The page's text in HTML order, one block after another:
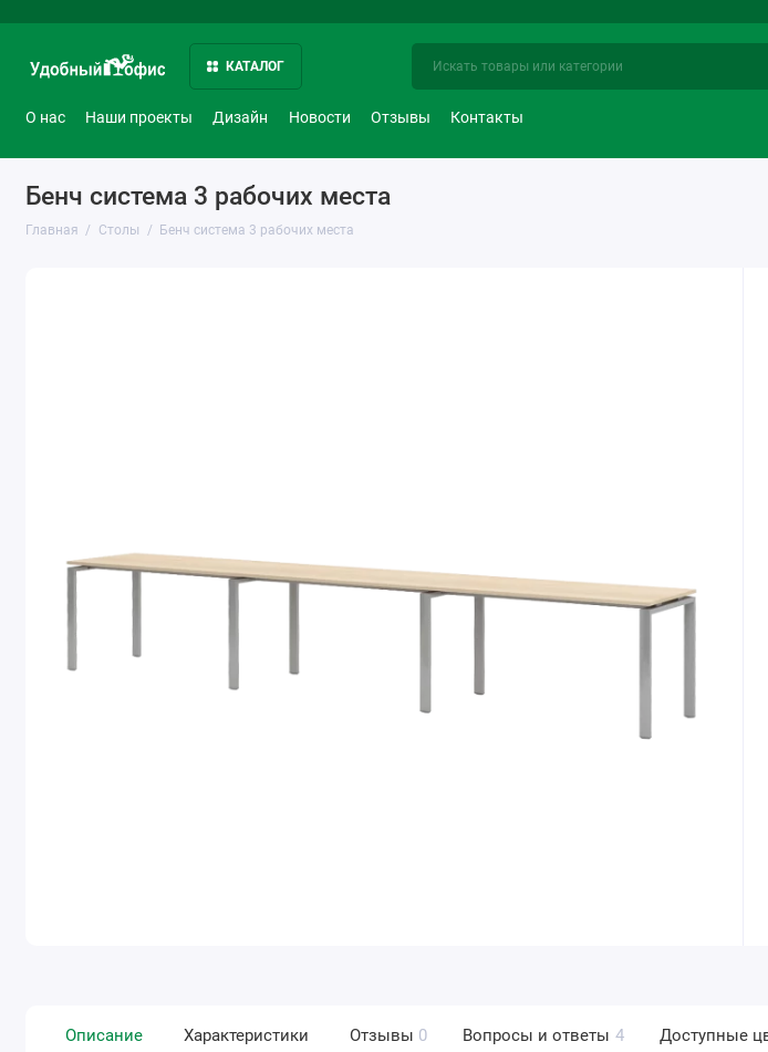
КАТАЛОГ
О нас Наши проекты Дизайн Новости Отзывы Контакты
Бенч система 3 рабочих местa
Главная Столы Бенч система 3 рабочих местa
Описание Характеристики Отзывы 0 Вопросы и ответы 4 Доступные